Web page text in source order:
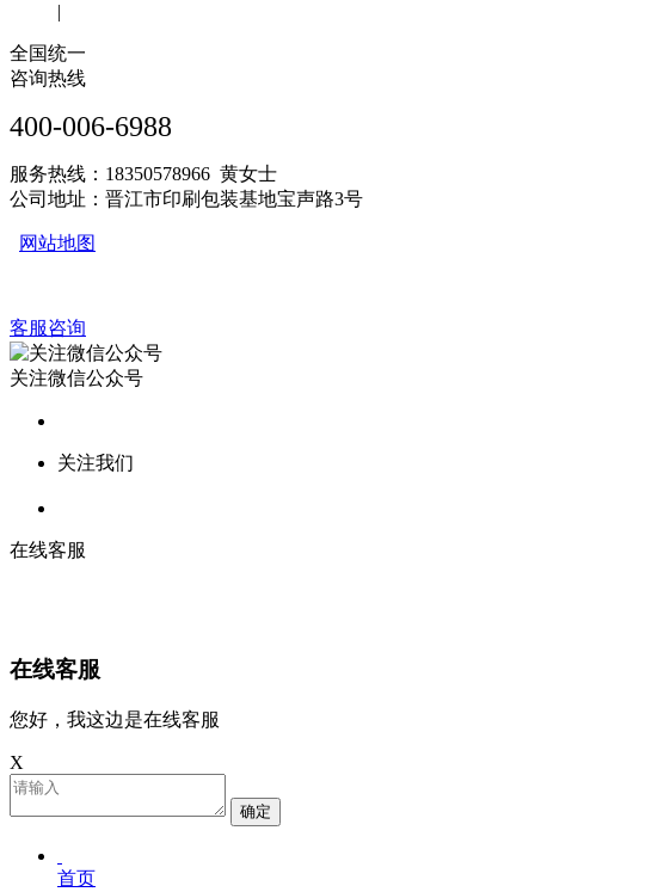
|
全国统一
咨询热线
400-006-6988
服务热线：18350578966 黄女士
公司地址：晋江市印刷包装基地宝声路3号
网站地图
客服咨询
关注微信公众号
关注我们
在线客服
在线客服
您好，我这边是在线客服
X
确定
首页